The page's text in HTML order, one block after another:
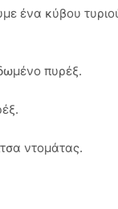
ένα κύβου
πυρέξ.
ντομάτας.